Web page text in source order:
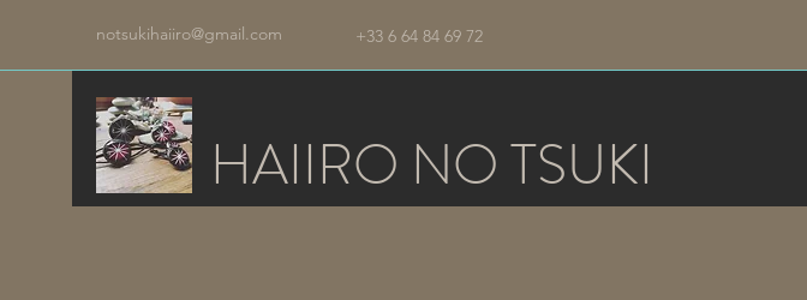
notsukihaiiro@gmail.com +33 6 64 84 69 72
HAIIRO NO TSUKI